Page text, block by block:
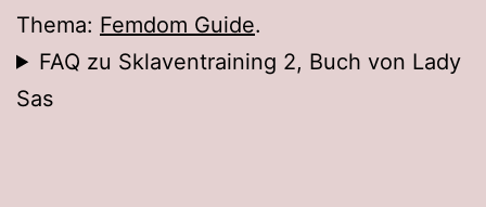
Thema: Femdom Guide.
FAQ zu Sklaventraining 2, Buch von Lady
Sas